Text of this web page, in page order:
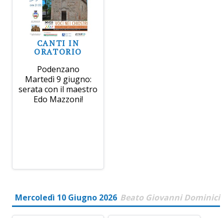
CANTI IN
ORATORIO
Podenzano
Martedì 9 giugno:
serata con il maestro
Edo Mazzoni!
Mercoledì 10 Giugno 2026 Beato Giovanni Dominici